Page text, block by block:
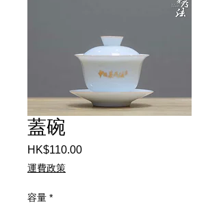
蓋碗
HK$110.00價
運費政策
容量 *